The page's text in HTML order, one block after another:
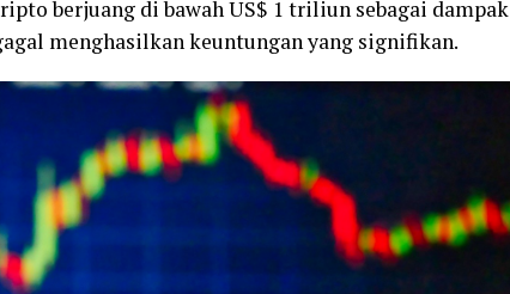
berjuang di bawah US$ 1 triliun sebagai dampak
menghasilkan keuntungan yang signifikan.